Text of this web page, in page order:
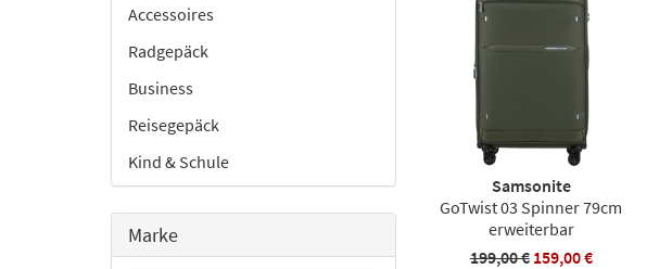
Accessoires
Radgepäck
Business
Reisegepäck
Kind & Schule
Marke
Samsonite
GoTwist 03 Spinner 79cm
erweiterbar
199,00 € 159,00 €